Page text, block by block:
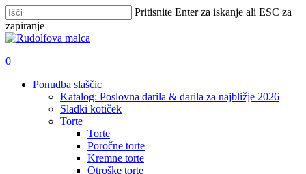
Skip
to
main
Pritisnite Enter za iskanje ali ESC za
zapiranje
Zapri
išči
account
0
Ponudba slaščic
Katalog: Poslovna darila & darila za najbližje 2026
Sladki kotiček
Torte
Torte
Poročne torte
Kremne torte
Otroške torte